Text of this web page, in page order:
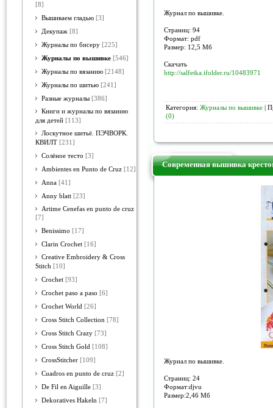
[8]
Вышиваем гладью [3]
Декупаж [8]
Журналы по бисеру [225]
Журналы по вышивке [546]
Журналы по вязанию [2148]
Журналы по шитью [241]
Разные журналы [386]
Книги и журналы по вязанию
для детей [113]
Лоскутное шитьё. ПЭЧВОРК.
КВИЛТ [231]
Солёное тесто [3]
Ambientes en Punto de Cruz [12]
Anna [41]
Anny blatt [23]
Artime Cenefas en punto de cruz
[7]
Benissimo [17]
Clarin Crochet [16]
Creative Embroidery & Cross
Stitch [10]
Crochet [93]
Crochet paso a paso [6]
Crochet World [26]
Cross Stitch Collection [78]
Cross Stitch Crazy [73]
Cross Stitch Gold [108]
CrossStitcher [109]
Cuadros en punto de cruz [2]
De Fil en Aiguille [3]
Dekoratives Hakeln [7]
Журнал по вышивке.
Страниц: 94
Формат: pdf
Размер: 12,5 Мб
Скачать
http://salfetka.ifolder.ru/10483971
Категория: Журналы по вышивке |
(0)
Современная вышивка
Журнал по вышивке.
Страниц: 24
Формат:djvu
Размер:2,46 Мб